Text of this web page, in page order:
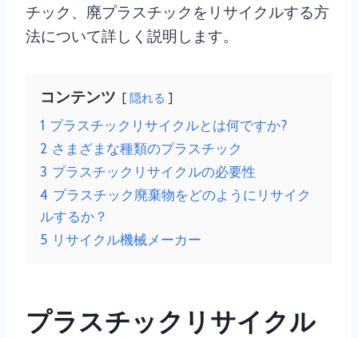
チック、廃プラスチックをリサイクルする方
法について詳しく説明します。
コンテンツ 隠れる
1 プラスチックリサイクルとは何ですか?
2 さまざまな種類のプラスチック
3 プラスチックリサイクルの必要性
4 プラスチック廃棄物をどのようにリサイク
ルするか？
5 リサイクル機械メーカー
プラスチックリサイクル